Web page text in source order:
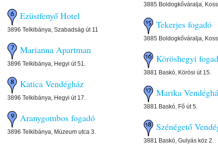
Ezüstfenyő Hotel
3896 Telkibánya, Szabadság út 11
Marianna Apartman
3896 Telkibánya, Hegyi út 51.
Katica Vendégház
3896 Telkibánya, Hegyi út 17.
Aranygombos fogadó
3896 Telkibánya, Múzeum utca 3.
3885 Boldogkőváralja,
Tekerjes fogadó
3885 Boldogkőváralja,
Köröshegyi
3881 Baskó, Körösi út 15.
Marika
3881 Baskó, Fő út 5.
Szénégető
3881 Baskó, Gulyás köz 2.